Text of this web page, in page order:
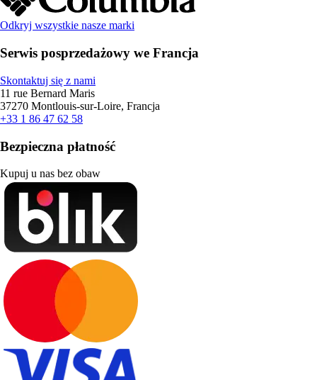
Odkryj wszystkie nasze marki
Serwis posprzedażowy we Francja
Skontaktuj się z nami
11 rue Bernard Maris
37270 Montlouis-sur-Loire, Francja
+33 1 86 47 62 58
Bezpieczna płatność
Kupuj u nas bez obaw